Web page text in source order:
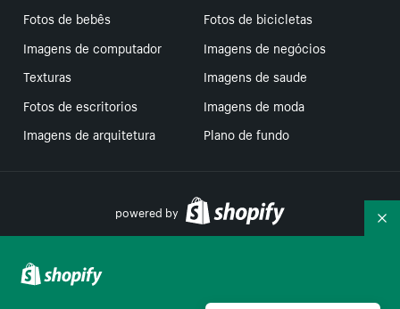
Fotos de bebês
Fotos de bicicletas
Imagens de computador
Imagens de negócios
Texturas
Imagens de saude
Fotos de escritorios
Imagens de moda
Imagens de arquitetura
Plano de fundo
powered by
Suas escolhas de privacidade